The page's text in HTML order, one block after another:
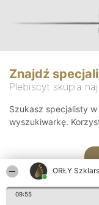
ORŁY
09:55
Znajdź
Plebiscyt skupia
Szukasz specjalisty
wyszukiwarkę.